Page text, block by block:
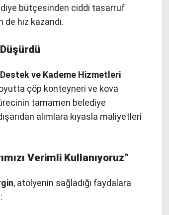
bütçesinden ciddi tasarruf
hız kazandı.
ve Kademe Hizmetleri
çöp konteyneri ve kova
tamamen belediye
alımlara kıyasla maliyetleri
Verimli Kullanıyoruz”
, atölyenin sağladığı faydalara